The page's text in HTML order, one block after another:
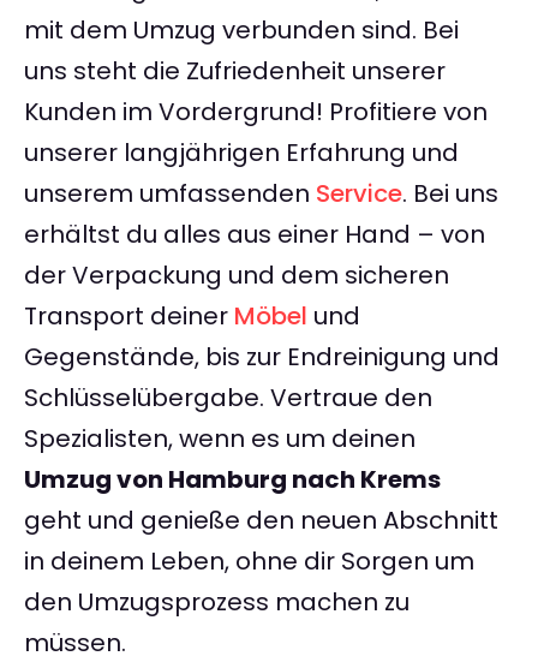
mit dem Umzug verbunden sind. Bei
uns steht die Zufriedenheit unserer
Kunden im Vordergrund! Profitiere von
unserer langjährigen Erfahrung und
unserem umfassenden Service. Bei uns
erhältst du alles aus einer Hand – von
der Verpackung und dem sicheren
Transport deiner Möbel und
Gegenstände, bis zur Endreinigung und
Schlüsselübergabe. Vertraue den
Spezialisten, wenn es um deinen
Umzug von Hamburg nach Krems
geht und genieße den neuen Abschnitt
in deinem Leben, ohne dir Sorgen um
den Umzugsprozess machen zu
müssen.